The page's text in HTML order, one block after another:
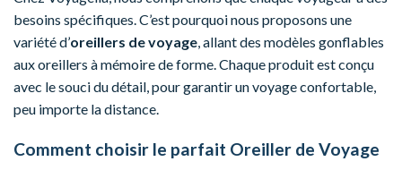
besoins spécifiques. C’est pourquoi nous proposons une
variété d’oreillers de voyage , allant des modèles gonflables
aux oreillers à mémoire de forme. Chaque produit est conçu
avec le souci du détail, pour garantir un voyage confortable,
peu importe la distance.
Comment choisir le parfait Oreiller de Voyage